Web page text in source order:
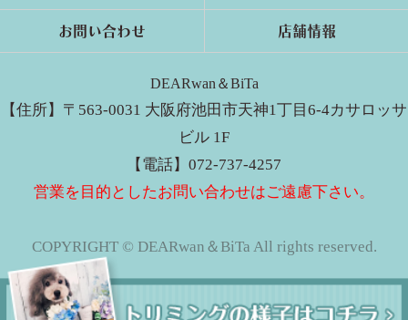
お問い合わせ 店舗情報
DEARwan＆BiTa
【住所】〒563-0031 大阪府池田市天神1丁目6-4カサロッサ
ビル 1F
【電話】072-737-4257
営業を目的としたお問い合わせはご遠慮下さい。
COPYRIGHT © DEARwan＆BiTa All rights reserved.